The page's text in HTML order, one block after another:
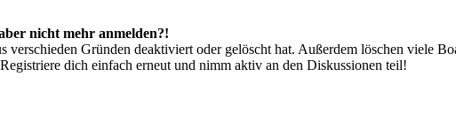
nicht mehr anmelden?!
verschieden Gründen deaktiviert oder gelöscht hat. Außerdem löschen viele
dich einfach erneut und nimm aktiv an den Diskussionen teil!